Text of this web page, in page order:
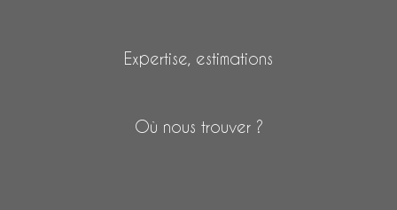
Expertise, estimations
Où nous trouver ?